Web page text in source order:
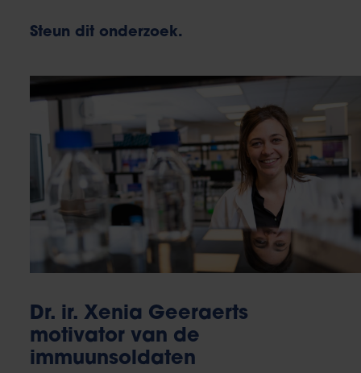
Steun dit onderzoek.
Dr. ir. Xenia Geeraerts
motivator van de
immuunsoldaten